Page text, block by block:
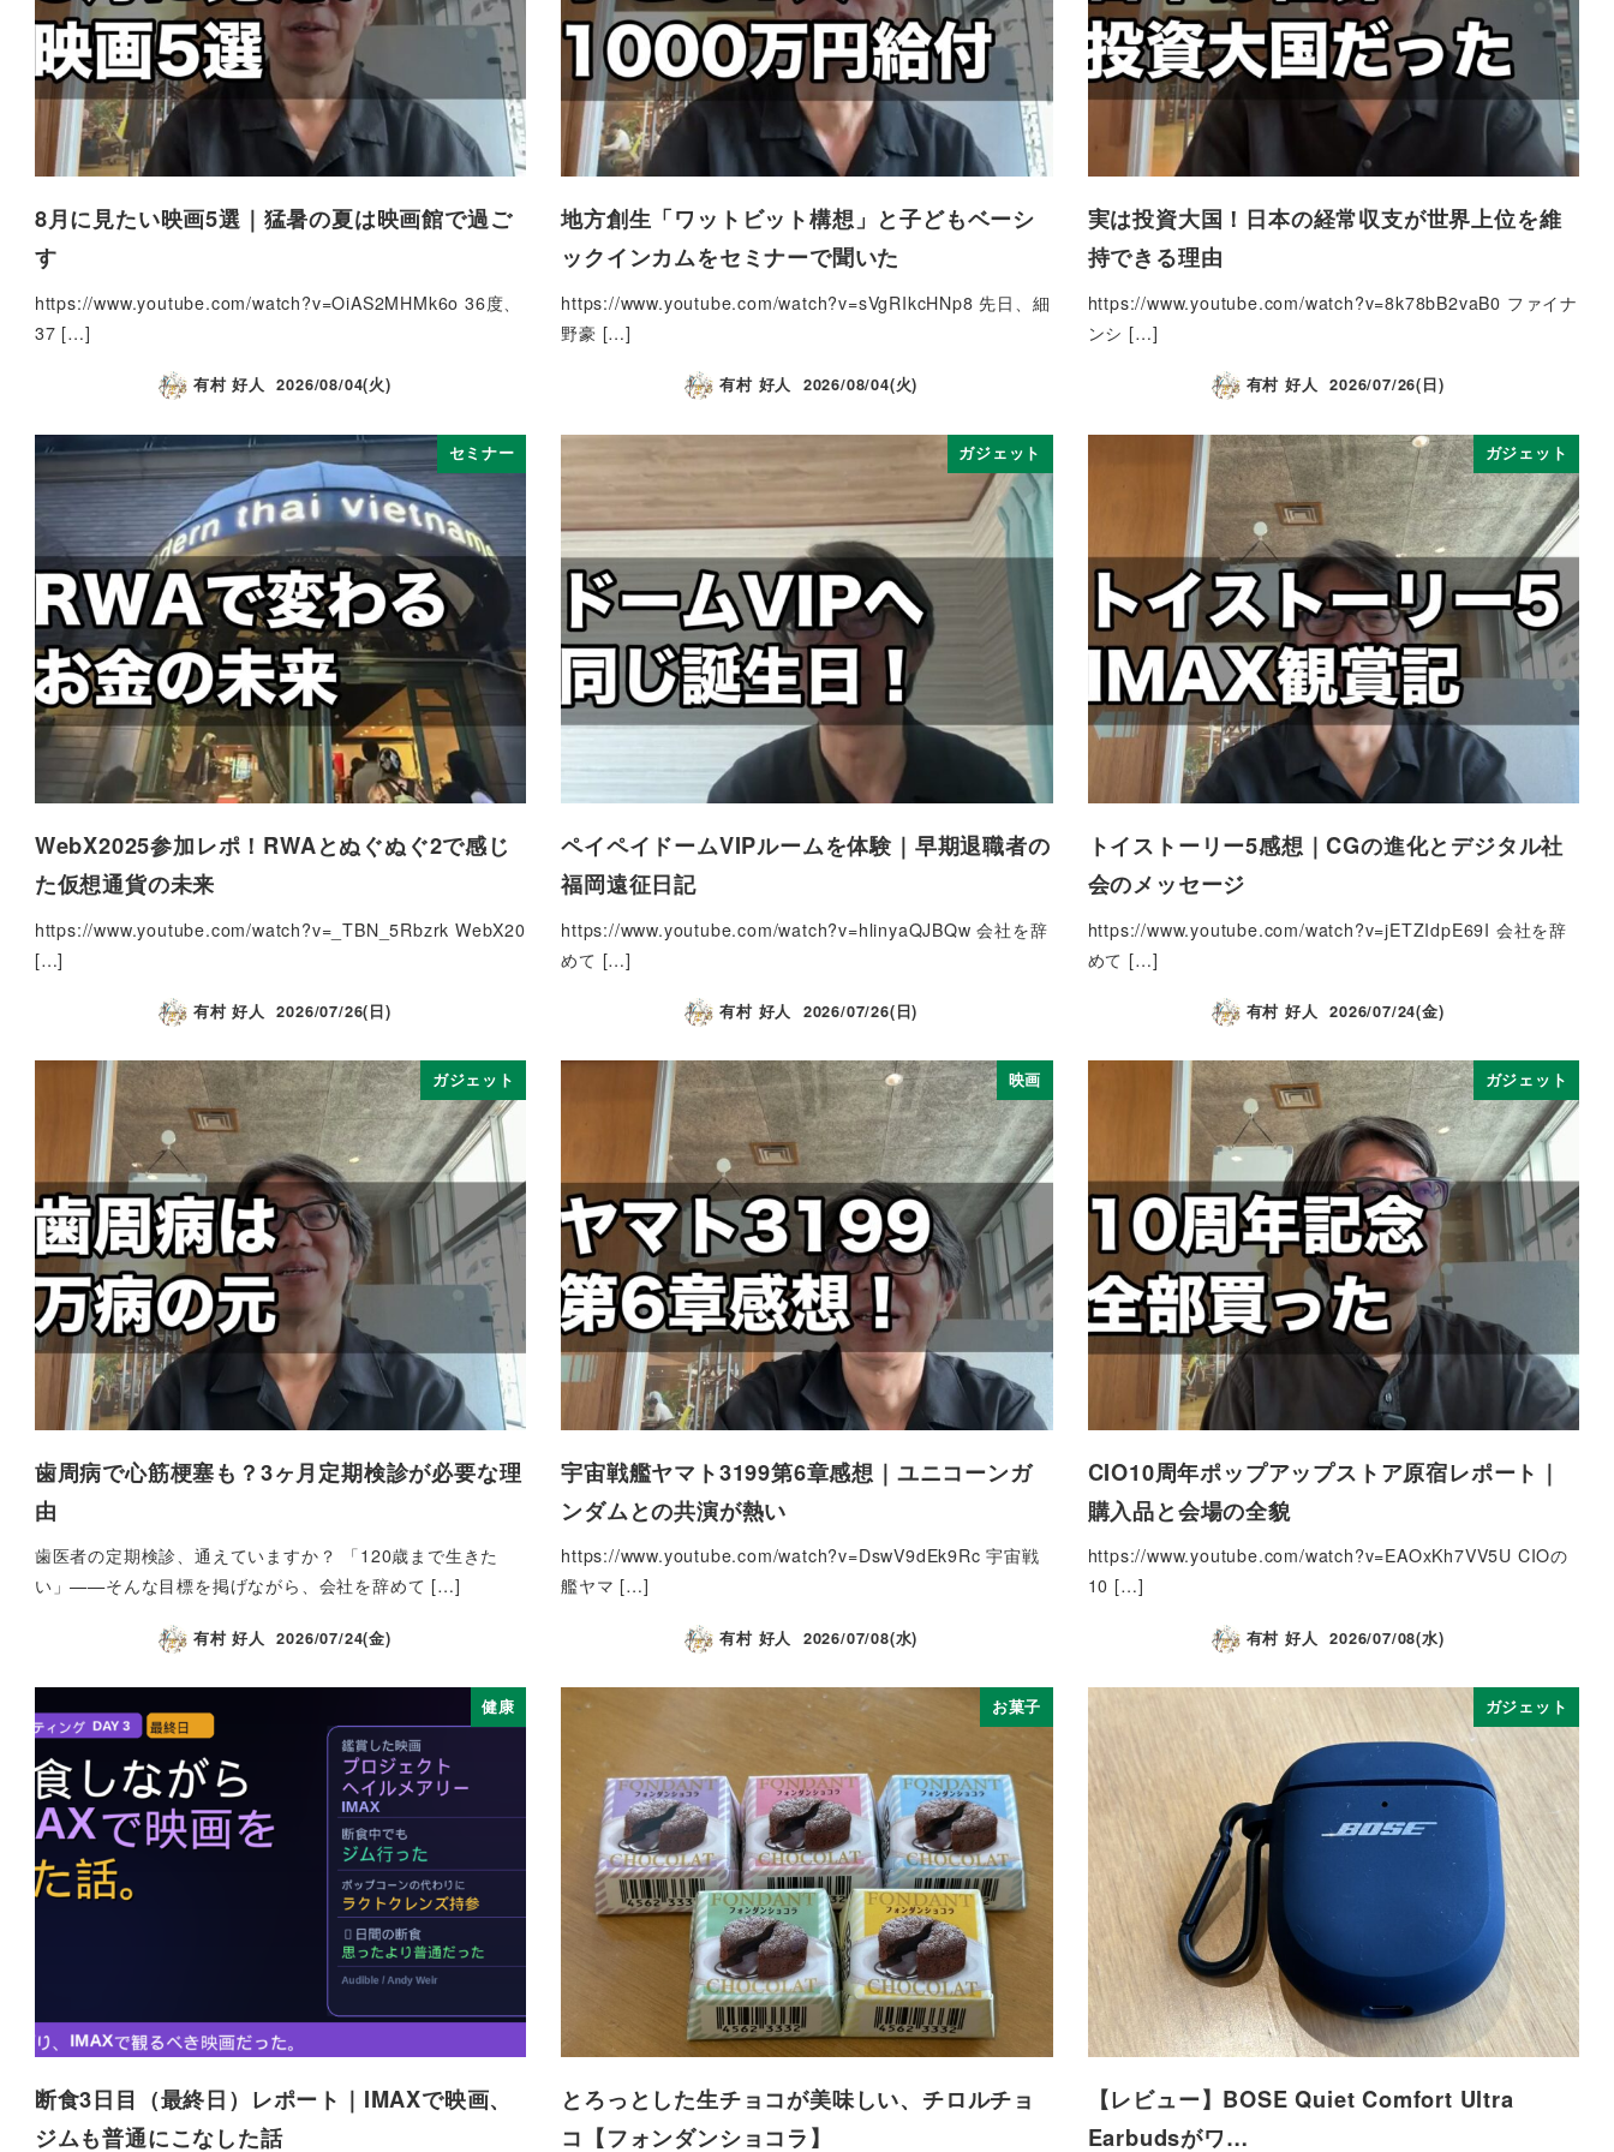
8月に見たい映画5選｜猛暑の夏は映画館で過ご
す
https://www.youtube.com/watch?v=OiAS2MHMk6o 36度、
37 […]
有村 好人 2026/08/04(火)
地方創生「ワットビット構想」と子どもベーシ
ックインカムをセミナーで聞いた
https://www.youtube.com/watch?v=sVgRIkcHNp8 先日、細
野豪 […]
有村 好人 2026/08/04(火)
実は投資大国！日本の経常収支が世界上位を維
持できる理由
https://www.youtube.com/watch?v=8k78bB2vaB0 ファイナ
ンシ […]
有村 好人 2026/07/26(日)
セミナー
WebX2025参加レポ！RWAとぬぐぬぐ2で感じ
た仮想通貨の未来
https://www.youtube.com/watch?v=_TBN_5Rbzrk WebX20
[…]
有村 好人 2026/07/26(日)
ガジェット
ペイペイドームVIPルームを体験｜早期退職者の
福岡遠征日記
https://www.youtube.com/watch?v=hlinyaQJBQw 会社を辞
めて […]
有村 好人 2026/07/26(日)
ガジェット
トイストーリー5感想｜CGの進化とデジタル社
会のメッセージ
https://www.youtube.com/watch?v=jETZIdpE69I 会社を辞
めて […]
有村 好人 2026/07/24(金)
ガジェット
歯周病で心筋梗塞も？3ヶ月定期検診が必要な理
由
歯医者の定期検診、通えていますか？ 「120歳まで生きた
い」——そんな目標を掲げながら、会社を辞めて […]
有村 好人 2026/07/24(金)
映画
宇宙戦艦ヤマト3199第6章感想｜ユニコーンガ
ンダムとの共演が熱い
https://www.youtube.com/watch?v=DswV9dEk9Rc 宇宙戦
艦ヤマ […]
有村 好人 2026/07/08(水)
ガジェット
CIO10周年ポップアップストア原宿レポート｜
購入品と会場の全貌
https://www.youtube.com/watch?v=EAOxKh7VV5U CIOの
10 […]
有村 好人 2026/07/08(水)
健康
断食3日目（最終日）レポート｜IMAXで映画、
ジムも普通にこなした話
お菓子
とろっとした生チョコが美味しい、チロルチョ
コ【フォンダンショコラ】
ガジェット
【レビュー】BOSE Quiet Comfort Ultra
Earbudsがワ…